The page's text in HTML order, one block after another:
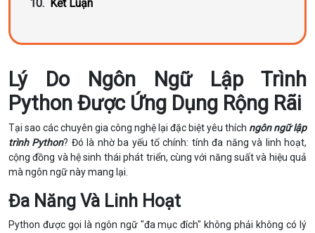
Kết Luận
Lý Do Ngôn Ngữ Lập Trình
Python Được Ứng Dụng Rộng Rãi
Tại sao các chuyên gia công nghệ lại đặc biệt yêu thích ngôn ngữ lập
trình Python? Đó là nhờ ba yếu tố chính: tính đa năng và linh hoạt,
cộng đồng và hệ sinh thái phát triển, cùng với năng suất và hiệu quả
mà ngôn ngữ này mang lại.
Đa Năng Và Linh Hoạt
Python được gọi là ngôn ngữ "đa mục đích" không phải không có lý